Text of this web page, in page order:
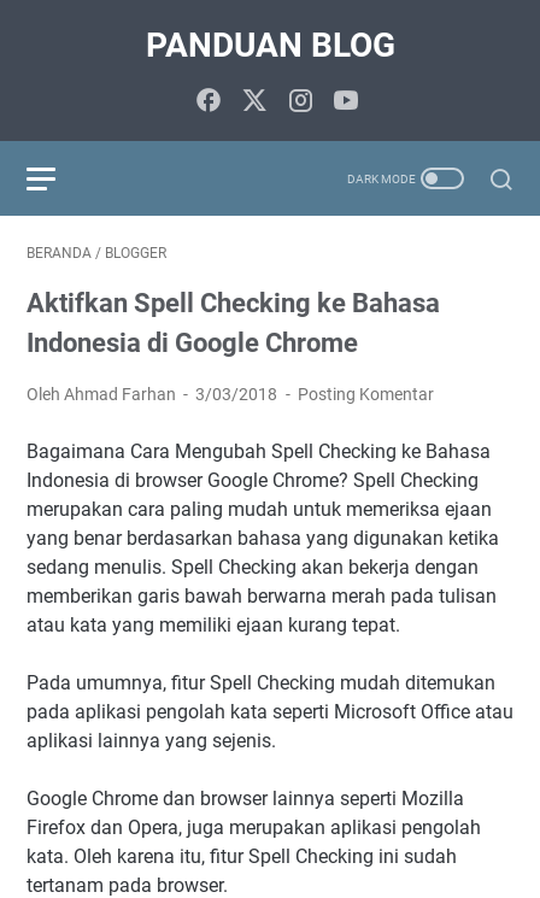
PANDUAN BLOG
BERANDA / BLOGGER
Aktifkan Spell Checking ke Bahasa
Indonesia di Google Chrome
Oleh Ahmad Farhan 3/03/2018 Posting Komentar
Bagaimana Cara Mengubah Spell Checking ke Bahasa
Indonesia di browser Google Chrome? Spell Checking
merupakan cara paling mudah untuk memeriksa ejaan
yang benar berdasarkan bahasa yang digunakan ketika
sedang menulis. Spell Checking akan bekerja dengan
memberikan garis bawah berwarna merah pada tulisan
atau kata yang memiliki ejaan kurang tepat.
Pada umumnya, fitur Spell Checking mudah ditemukan
pada aplikasi pengolah kata seperti Microsoft Office atau
aplikasi lainnya yang sejenis.
Google Chrome dan browser lainnya seperti Mozilla
Firefox dan Opera, juga merupakan aplikasi pengolah
kata. Oleh karena itu, fitur Spell Checking ini sudah
tertanam pada browser.